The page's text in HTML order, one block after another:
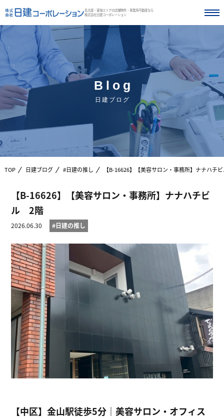
名古屋・東海エリアの店舗物件・事業用不動産なら
株式会社日建コーポレーション
Blog
日建ブログ
TOP 日建ブログ #日建の推し 【B-16626】【美容サロン・事務所】ナナハチ
【B-16626】【美容サロン・事務所】ナナハチビ
ル 2階
2026.06.30 #日建の推し
【中区】金山駅徒歩5分｜美容サロン・オフィス